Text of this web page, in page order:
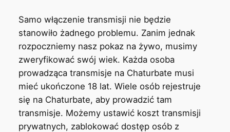
Samo włączenie transmisji nie będzie
stanowiło żadnego problemu. Zanim jednak
rozpoczniemy nasz pokaz na żywo, musimy
zweryfikować swój wiek. Każda osoba
prowadząca transmisje na Chaturbate musi
mieć ukończone 18 lat. Wiele osób rejestruje
się na Chaturbate, aby prowadzić tam
transmisje. Możemy ustawić koszt transmisji
prywatnych, zablokować dostęp osób z